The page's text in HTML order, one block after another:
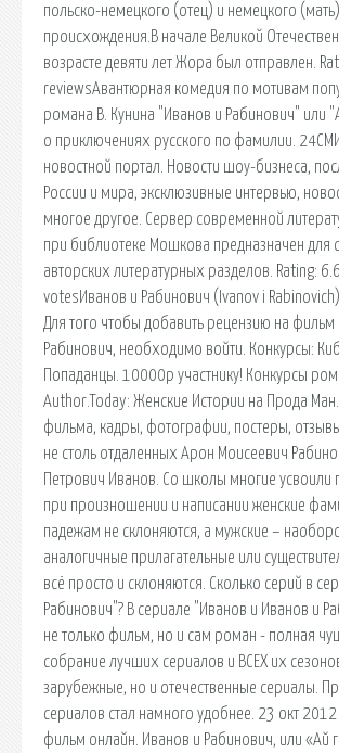
польско-немецкого (отец) и немецкого (мать)
происхождения.В начале Великой
возрасте девяти лет Жора был отправлен.
reviewsАвантюрная комедия по мотивам
романа В. Кунина "Иванов и Рабинович" или
о приключениях русского по фамилии.
новостной портал. Новости шоу-бизнеса,
России и мира, эксклюзивные интервью,
многое другое. Сервер современной
при библиотеке Мошкова предназначен для
авторских литературных разделов. Rating:
votesИванов и Рабинович (Ivanov i
Для того чтобы добавить рецензию на фильм
Рабинович, необходимо войти. Конкурсы:
Попаданцы. 10000р участнику! Конкурсы
Author.Today: Женские Истории на Прода Ман.
фильма, кадры, фотографии, постеры,
не столь отдаленных Арон Моисеевич
Петрович Иванов. Со школы многие усвоили
при произношении и написании женские
падежам не склоняются, а мужские –
аналогичные прилагательные или
всё просто и склоняются. Сколько серий в
Рабинович"? В сериале "Иванов и Иванов и
не только фильм, но и сам роман - полная
собрание лучших сериалов и ВСЕХ их
зарубежные, но и отечественные сериалы.
сериалов стал намного удобнее. 23 окт
фильм онлайн. Иванов и Рабинович, или «Ай